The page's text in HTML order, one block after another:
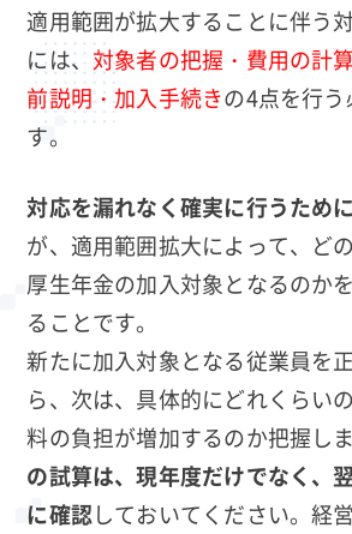
適用範囲が拡大することに伴う
には、 対象者の把握・費用の計
前説明・加入手続きの4点を行
す。
対応を漏れなく確実に行うため
が、適用範囲拡大によって、ど
厚生年金の加入対象となるのか
ることです。
新たに加入対象となる従業員を
ら、次は、具体的にどれくらい
料の負担が増加するのか把握しま
の試算は、現年度だけでなく、
に確認しておいてください。経